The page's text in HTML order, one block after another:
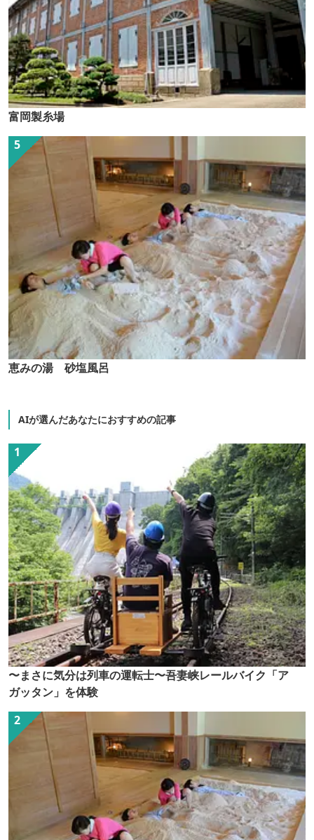
富岡製糸場
恵みの湯 砂塩風呂
AIが選んだあなたにおすすめの記事
〜まさに気分は列車の運転士〜吾妻峡レールバイク「ア
ガッタン」を体験